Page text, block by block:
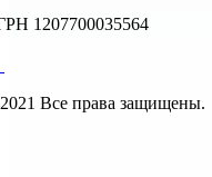
1207700035564
Все права защищены.